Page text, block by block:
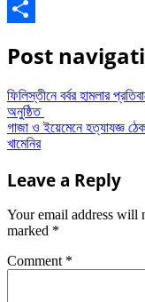
WhatsApp
Post
ফিলিস্তীনে বর্বর হামলার
অনুষ্ঠিত
গাজা ও ইয়েমেনে হত্যাযজ্ঞ
খামেনির
Leave a Reply
Your email address will
marked *
Comment *